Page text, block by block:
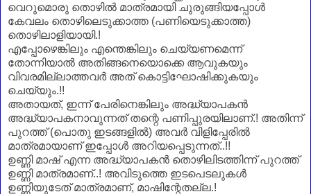
വെറുമൊരു തൊഴിൽ മാത്രമായി ചുരുങ്ങിയപ്പോൾ
കേവലം തൊഴിലെടുക്കാത്ത (പണിയെടുക്കാത്ത)
തൊഴിലാളിയായി.!
എപ്പോഴെങ്കിലും എന്തെങ്കിലും ചെയ്യണമെന്ന്
തോന്നിയാൽ അതിങ്ങനെയൊക്കെ ആവുകയും
വിവരമില്ലാത്തവർ അത് കൊട്ടിഘോഷിക്കുകയും
ചെയ്യും.!!
അതായത്, ഇന്ന് പേരിനെങ്കിലും അദ്ധ്യാപകൻ
അദ്ധ്യാപകനാവുന്നത് തന്റെ പണിപ്പുരയിലാണ്‌.! അതിന്ന്
പുറത്ത് (പൊതു ഇടങ്ങളിൽ) അവർ വിളിപ്പേരിൽ
മാത്രമായാണ്‌ ഇപ്പോൾ അറിയപ്പെടുന്നത്..!!
ഉണ്ണി മാഷ് എന്ന അദ്ധ്യാപകൻ തൊഴിലിടത്തിന്ന് പുറത്ത്
ഉണ്ണി മാത്രമാണ്‌..! അവിടുത്തെ ഇടപെടലുകൾ
ഉണ്ണിയുടേത് മാത്രമാണ്‌, മാഷിന്റേതല്ല.!